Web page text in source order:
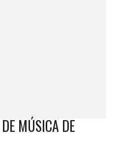
MÚSICA DE